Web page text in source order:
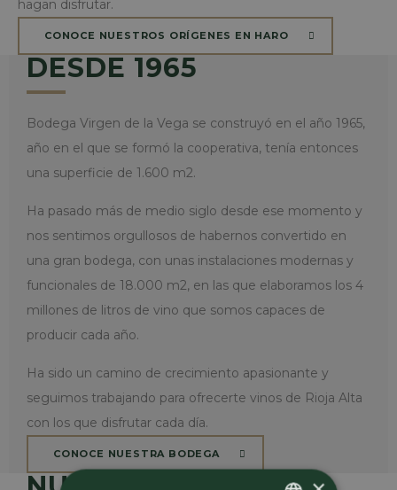
hagan disfrutar.
CONOCE NUESTROS ORÍGENES EN HARO
DESDE 1965
Bodega Virgen de la Vega se construyó en el año 1965,
año en el que se formó la cooperativa, tenía entonces
una superficie de 1.600 m2.
Ha pasado más de medio siglo desde ese momento y
nos sentimos orgullosos de habernos convertido en
una gran bodega, con unas instalaciones modernas y
funcionales de 18.000 m2, en las que elaboramos los 4
millones de litros de vino que somos capaces de
producir cada año.
Ha sido un camino de crecimiento apasionante y
seguimos trabajando para ofrecerte vinos de Rioja Alta
con los que disfrutar cada día.
CONOCE NUESTRA BODEGA